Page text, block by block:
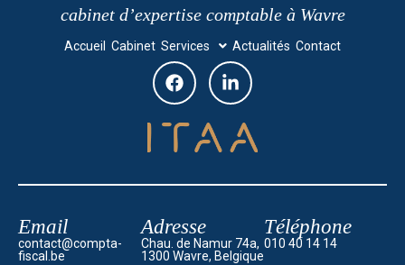
cabinet d’expertise comptable à Wavre
Accueil Cabinet Services Actualités Contact
Email
contact@compta-
fiscal.be
Adresse
Chau. de Namur 74a,
1300 Wavre, Belgique
Téléphone
010 40 14 14